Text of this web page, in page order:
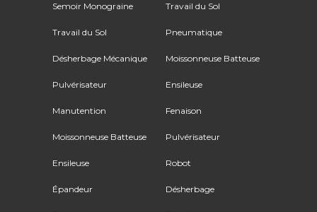
Semoir Monograine
Travail du Sol
Désherbage Mécanique
Pulvérisateur
Manutention
Moissonneuse Batteuse
Ensileuse
Épandeur
Travail du Sol
Pneumatique
Moissonneuse Batteuse
Ensileuse
Fenaison
Pulvérisateur
Robot
Désherbage